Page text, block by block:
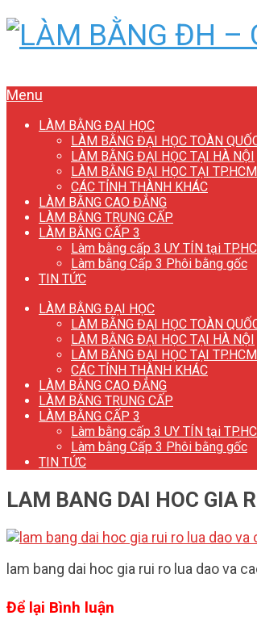
Menu
LÀM BẰNG ĐẠI HỌC
LÀM BẰNG ĐẠI HỌC TOÀN
LÀM BẰNG ĐẠI HỌC TẠI HÀ NỘI
LÀM BẰNG ĐẠI HỌC TẠI TP.HCM
CÁC TỈNH THÀNH KHÁC
LÀM BẰNG CAO ĐẲNG
LÀM BẰNG TRUNG CẤP
LÀM BẰNG CẤP 3
Làm bằng cấp 3 UY TÍN tại
Làm bằng Cấp 3 Phôi bằng gốc
TIN TỨC
LÀM BẰNG ĐẠI HỌC
LÀM BẰNG ĐẠI HỌC TOÀN
LÀM BẰNG ĐẠI HỌC TẠI HÀ NỘI
LÀM BẰNG ĐẠI HỌC TẠI TP.HCM
CÁC TỈNH THÀNH KHÁC
LÀM BẰNG CAO ĐẲNG
LÀM BẰNG TRUNG CẤP
LÀM BẰNG CẤP 3
Làm bằng cấp 3 UY TÍN tại
Làm bằng Cấp 3 Phôi bằng gốc
TIN TỨC
LAM BANG DAI HOC GIA
lam bang dai hoc gia rui ro lua dao va
Để lại Bình luận